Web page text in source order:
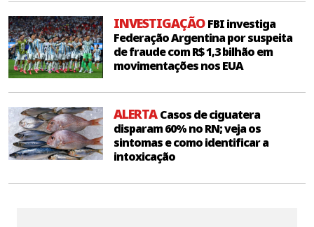
INVESTIGAÇÃOFBI investiga
Federação Argentina por suspeita
de fraude com R$ 1,3 bilhão em
movimentações nos EUA
ALERTACasos de ciguatera
disparam 60% no RN; veja os
sintomas e como identificar a
intoxicação